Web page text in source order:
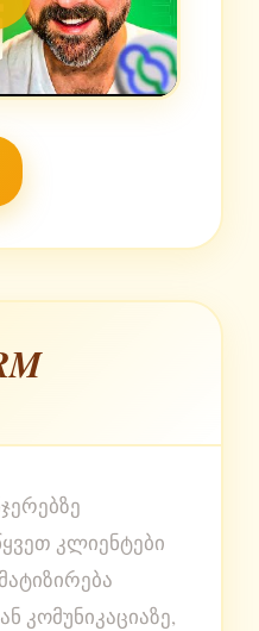
კლიენტები
კომუნიკაციაზე,